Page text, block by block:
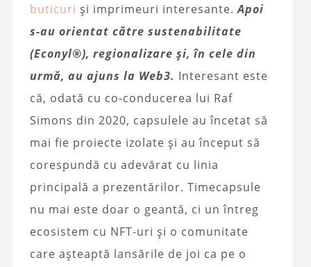
buticuri și imprimeuri interesante.Apoi
s-au orientat către sustenabilitate
(Econyl®), regionalizare și, în cele din
urmă, au ajuns la Web3. Interesant este
că, odată cu co-conducerea lui Raf
Simons din 2020, capsulele au încetat să
mai fie proiecte izolate și au început să
corespundă cu adevărat cu linia
principală a prezentărilor. Timecapsule
nu mai este doar o geantă, ci un întreg
ecosistem cu NFT-uri și o comunitate
care așteaptă lansările de joi ca pe o